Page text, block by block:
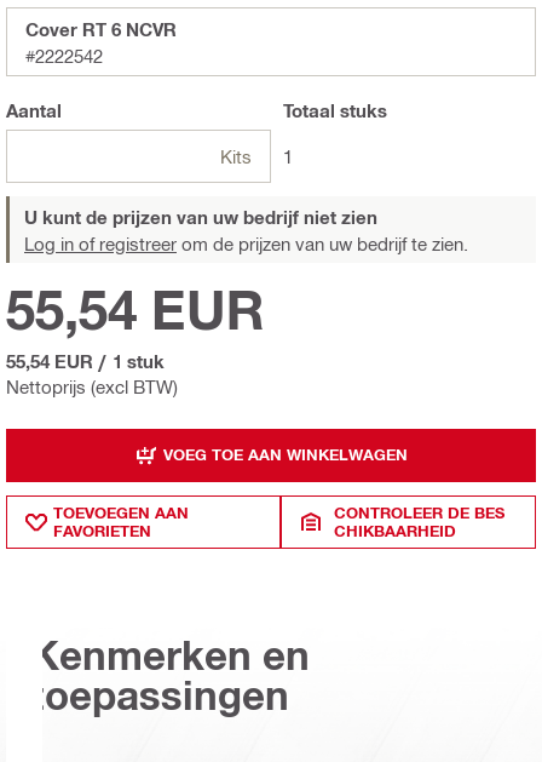
Cover RT 6 NCVR
#2222542
Aantal
Kits
Totaal stuks
1
U kunt de prijzen van uw bedrijf niet zien
Log in of registreer om de prijzen van uw bedrijf te zien.
Nettoprijs (excl BTW)
55,54 EUR
55,54 EUR / 1 stuk
VOEG TOE AAN WINKELWAGEN
TOEVOEGEN AAN
FAVORIETEN
CONTROLEER DE BES
CHIKBAARHEID
Kenmerken en
toepassingen